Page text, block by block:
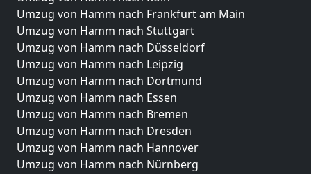
Umzug von Hamm nach Frankfurt am Main
Umzug von Hamm nach Stuttgart
Umzug von Hamm nach Düsseldorf
Umzug von Hamm nach Leipzig
Umzug von Hamm nach Dortmund
Umzug von Hamm nach Essen
Umzug von Hamm nach Bremen
Umzug von Hamm nach Dresden
Umzug von Hamm nach Hannover
Umzug von Hamm nach Nürnberg